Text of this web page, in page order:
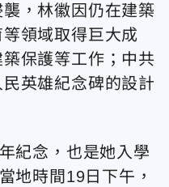
，林徽因仍在建築
領域取得巨大成
保護等工作；中共
英雄紀念碑的設計
紀念，也是她入學
地時間19日下午，